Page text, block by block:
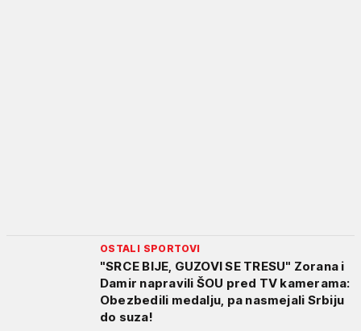
OSTALI SPORTOVI
"SRCE BIJE, GUZOVI SE TRESU" Zorana i
Damir napravili ŠOU pred TV kamerama:
Obezbedili medalju, pa nasmejali Srbiju
do suza!